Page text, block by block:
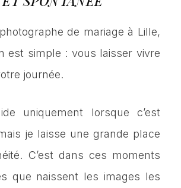
de mariage à Lille,
est simple : vous laisser vivre
journée.
uniquement lorsque c’est
je laisse une grande place
C’est dans ces moments
que naissent les images les